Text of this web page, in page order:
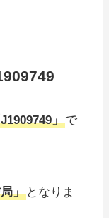
」で
」 となりま